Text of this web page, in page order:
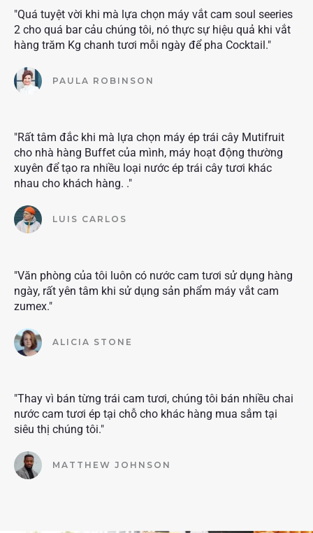
"Quá tuyệt vời khi mà lựa chọn máy vắt cam soul seeries
2 cho quá bar cảu chúng tôi, nó thực sự hiệu quả khi vắt
hàng trăm Kg chanh tươi mỗi ngày để pha Cocktail."
PAULA ROBINSON
"Rất tâm đắc khi mà lựa chọn máy ép trái cây Mutifruit
cho nhà hàng Buffet của mình, máy hoạt động thường
xuyên để tạo ra nhiều loại nước ép trái cây tươi khác
nhau cho khách hàng. ."
LUIS CARLOS
"Văn phòng của tôi luôn có nước cam tươi sử dụng hàng
ngày, rất yên tâm khi sử dụng sản phẩm máy vắt cam
zumex."
ALICIA STONE
"Thay vì bán từng trái cam tươi, chúng tôi bán nhiều chai
nước cam tươi ép tại chỗ cho khác hàng mua sắm tại
siêu thị chúng tôi."
MATTHEW JOHNSON